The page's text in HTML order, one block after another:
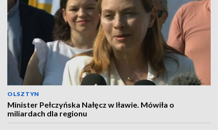
OLSZTYN
Minister Pełczyńska Nałęcz w Iławie. Mówiła o
miliardach dla regionu